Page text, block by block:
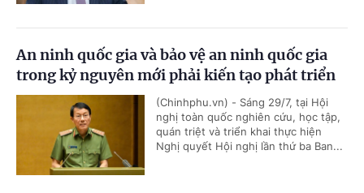
An ninh quốc gia và bảo vệ an ninh quốc gia
trong kỷ nguyên mới phải kiến tạo phát triển
(Chinhphu.vn) - Sáng 29/7, tại Hội
nghị toàn quốc nghiên cứu, học tập,
quán triệt và triển khai thực hiện
Nghị quyết Hội nghị lần thứ ba Ban...